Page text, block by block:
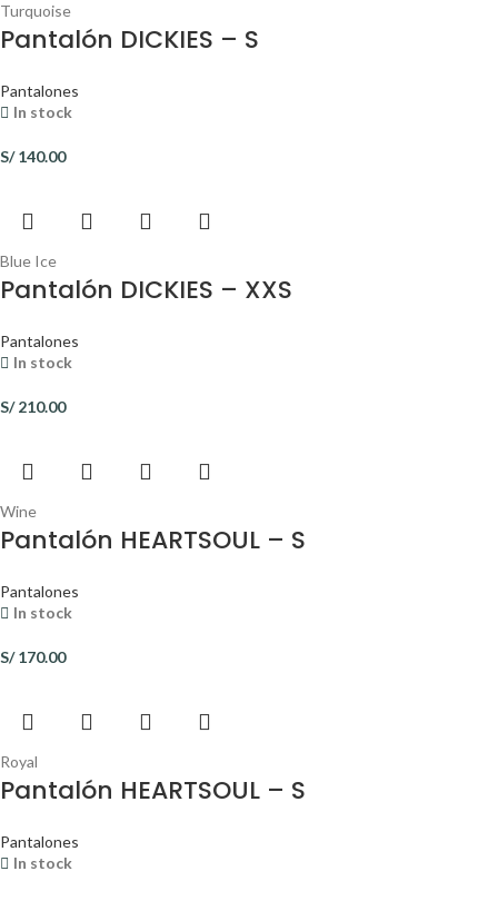
Turquoise
Pantalón DICKIES – S
Pantalones
In stock
S/140.00
Blue Ice
Pantalón DICKIES – XXS
Pantalones
In stock
S/210.00
Wine
Pantalón HEARTSOUL – S
Pantalones
In stock
S/170.00
Royal
Pantalón HEARTSOUL – S
Pantalones
In stock